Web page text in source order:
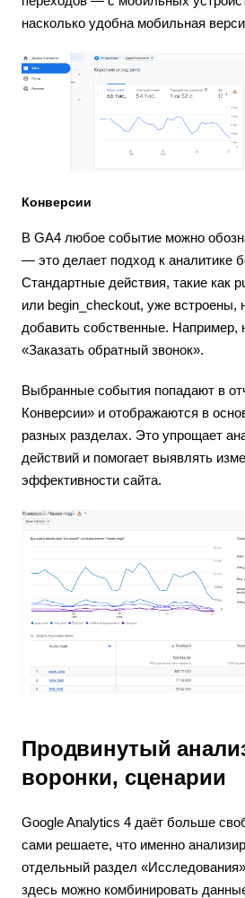
насколько удобна мобильная
Конверсии
В GA4 любое событие можно
— это делает подход к аналитике
Стандартные действия, такие как
или begin_checkout, уже встроены,
добавить собственные. Например,
«Заказать обратный звонок».
Выбранные события попадают в
Конверсии» и отображаются в
разных разделах. Это упрощает
действий и помогает выявлять
эффективности сайта.
Продвинутый
воронки, сценарии
Google Analytics 4 даёт больше
сами решаете, что именно
отдельный раздел
здесь можно комбинировать